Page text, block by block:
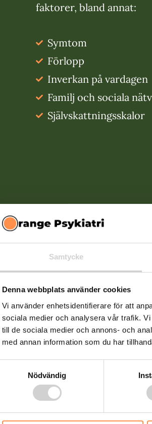
Samtycke
Denna webbplats använder cookies
Vi använder enhetsidentifierare för att
sociala medier och analysera vår trafik.
till de sociala medier och annons- och
med annan information som du har
Nödvändig
faktorer, bland annat:
Symtom
Förlopp
Inverkan på vardagen
Familj och sociala
Självskattningsskalor